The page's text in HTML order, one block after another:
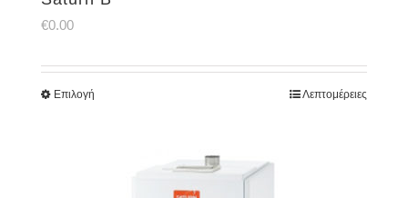
€0.00
Επιλογή Λεπτομέρειες